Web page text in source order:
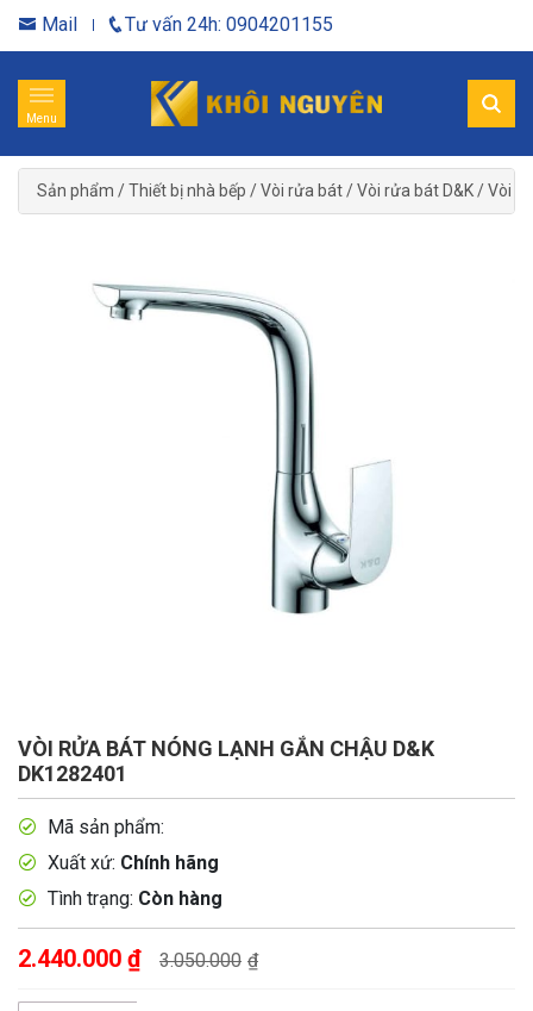
Mail Tư vấn 24h: 0904201155
Menu
Sản phẩm /Thiết bị nhà bếp /Vòi rửa bát/Vòi rửa bát D&K/Vòi
VÒI RỬA BÁT NÓNG LẠNH GẮN CHẬU D&K
DK1282401
Mã sản phẩm:
Xuất xứ: Chính hãng
Tình trạng: Còn hàng
2.440.000 ₫ 3.050.000 ₫